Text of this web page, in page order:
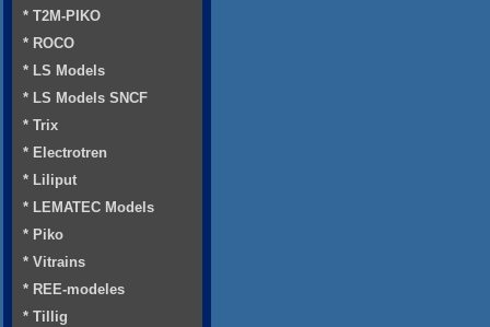
* T2M-PIKO
* ROCO
* LS Models
* LS Models SNCF
* Trix
* Electrotren
* Liliput
* LEMATEC Models
* Piko
* Vitrains
* REE-modeles
* Tillig